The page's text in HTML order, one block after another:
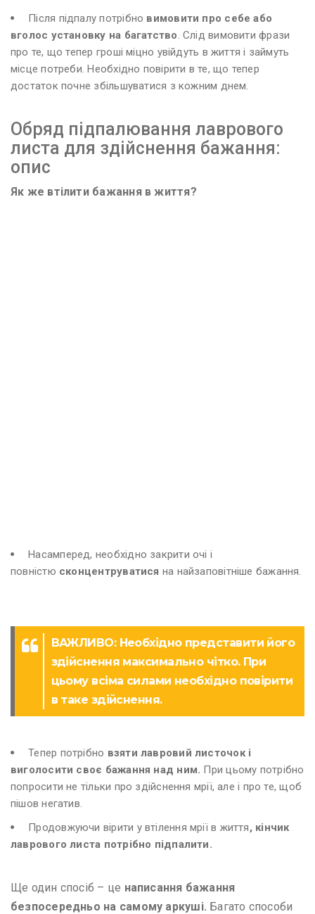
Після підпалу потрібно вимовити про себе або
вголос установку на багатство. Слід вимовити фрази
про те, що тепер гроші міцно увійдуть в життя і займуть
місце потреби. Необхідно повірити в те, що тепер
достаток почне збільшуватися з кожним днем.
Обряд підпалювання лаврового
листа для здійснення бажання:
опис
Як же втілити бажання в життя?
Насамперед, необхідно закрити очі і
повністю сконцентруватися на найзаповітніше бажання.
ВАЖЛИВО: Необхідно представити його
здійснення максимально чітко. При
цьому всіма силами необхідно повірити
в таке здійснення.
Тепер потрібно взяти лавровий листочок і
виголосити своє бажання над ним. При цьому потрібно
попросити не тільки про здійснення мрії, але і про те, щоб
пішов негатив.
Продовжуючи вірити у втілення мрії в життя, кінчик
лаврового листа потрібно підпалити.
Ще один спосіб – це написання бажання
безпосередньо на самому аркуші. Багато способи